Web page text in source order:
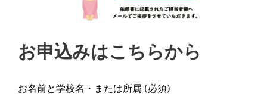
お申込みはこちらから
お名前と学校名・または所属 (必須)